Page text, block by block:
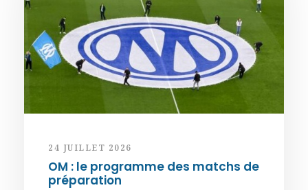
24 JUILLET 2026
OM : le programme des matchs de
préparation